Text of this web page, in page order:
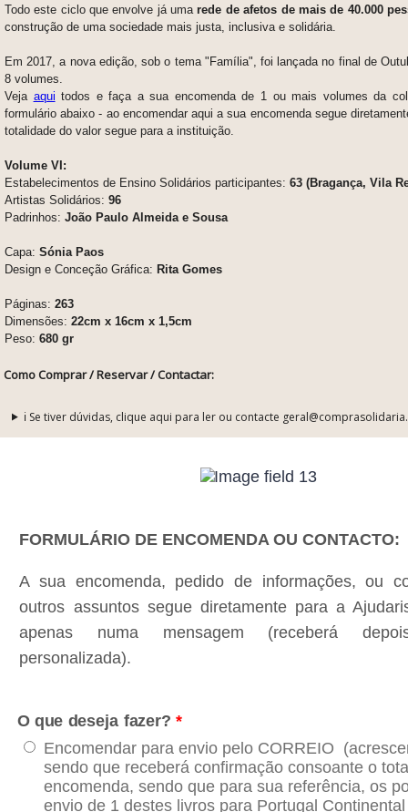
Todo este ciclo que envolve já umarede de afetos de mais de 40.000
construção de uma sociedade mais justa, inclusiva e solidária.
Em 2017, a nova edição, sob o tema "Família", foi lançada no final de
8 volumes.
Veja aqui todos e faça a sua encomenda de 1 ou mais volumes da
formulário abaixo - ao encomendar aqui a sua encomenda segue
totalidade do valor segue para a instituição.
Volume VI:
Estabelecimentos de Ensino Solidários participantes: 63 (Bragança, Vila
Artistas Solidários: 96
Padrinhos: João Paulo Almeida e Sousa
Capa: Sónia Paos
Design e Conceção Gráfica: Rita Gomes
Páginas: 263
Dimensões: 22cm x 16cm x 1,5cm
Peso: 680 gr
Como Comprar / Reservar / Contactar:
ℹ️ Se tiver dúvidas, clique aqui para ler ou contacte